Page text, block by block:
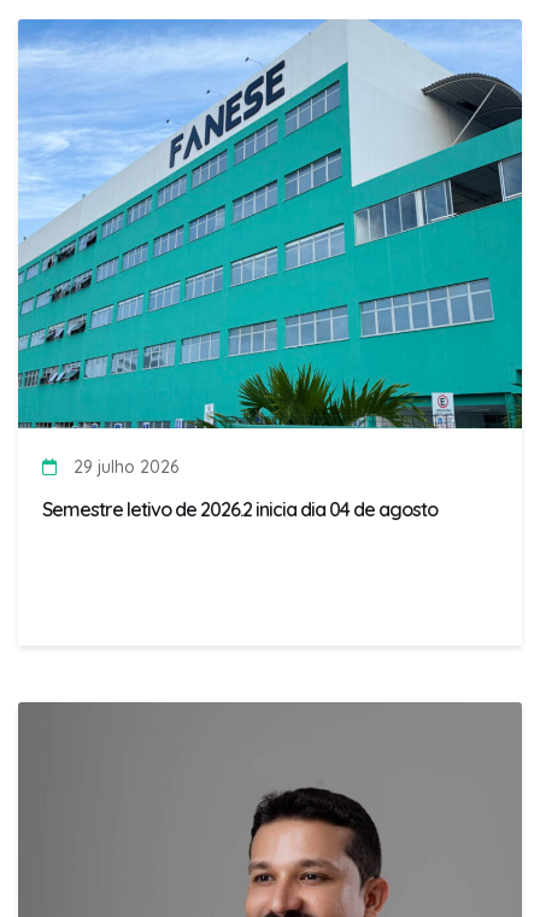
29 julho 2026
Semestre letivo de 2026.2 inicia dia 04 de agosto